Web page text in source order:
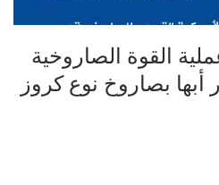
القوة الصاروخية
بصاروخ نوع كروز